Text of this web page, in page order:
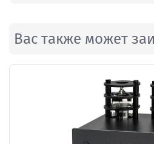
Вас также может